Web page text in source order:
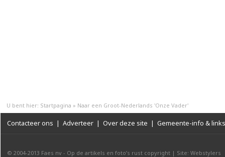
U bent hier: Startpagina » Naar een Groot-Nederlands 'Onze Vader'
Contacteer ons | Adverteer | Over deze site | Gemeente-info & links
© 2004-2013 Faes nv - Op de artikels en foto’s rust copyright | Site: Webstylers